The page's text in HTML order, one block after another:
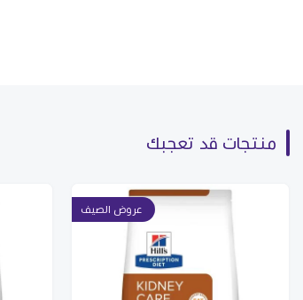
منتجات قد تعجبك
عروض الصيف